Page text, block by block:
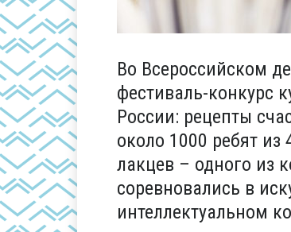
Во Всероссийском
фестиваль-конкурс
России: рецепты
около 1000 ребят
лакцев – одного из
соревновались в
интеллектуальном